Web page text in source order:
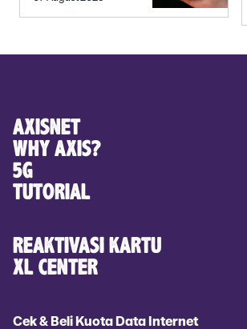
AXISNET
WHY AXIS?
5G
TUTORIAL
REAKTIVASI KARTU
XL CENTER
Cek & Beli Kuota Data Internet